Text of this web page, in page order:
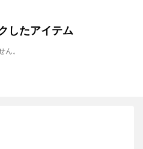
したアイテム
。